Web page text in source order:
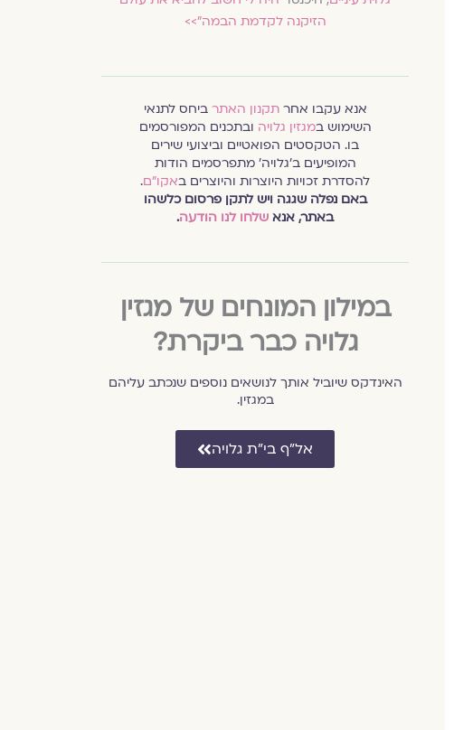
הזיקנה לקדמת הבמה״>>
אנא עקבו אחרתקנון האתר ביחס לתנאי
השימוש במגזין גלויה ובתכנים המפורסמים
בו. הטקסטים הפואטיים וביצועי שירים
המופיעים ב׳גלויה׳ מתפרסמים הודות
להסדרת זכויות היוצרות והיוצרים באקו״ם.
באם נפלה שגגה ויש לתקן פרסום כלשהו
באתר, אנא שלחו לנו הודעה.
במילון המונחים של מגזין
גלויה כבר ביקרת?
האינדקס שיוביל אותך לנושאים נוספים שנכתב עליהם
במגזין.
אל״ף בי״ת גלויה